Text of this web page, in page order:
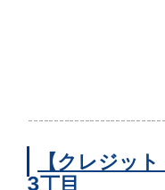
【クレジッ
3丁目